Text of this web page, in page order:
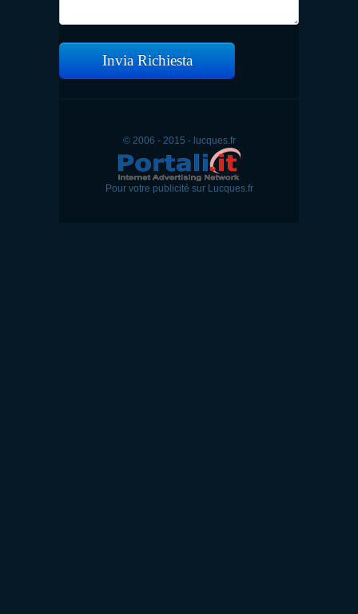
Invia Richiesta
© 2006 - 2015 - lucques.fr
Pour votre publicité sur Lucques.fr